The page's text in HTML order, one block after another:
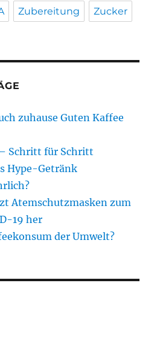
Zubereitung Zucker
zuhause Guten Kaffee
Schritt für Schritt
Hype-Getränk
Atemschutzmasken zum
19 her
der Umwelt?